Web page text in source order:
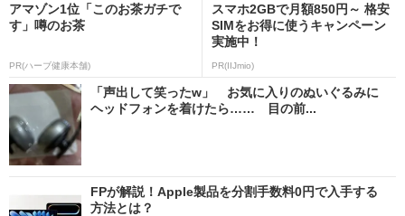
アマゾン1位「このお茶ガチで
す」噂のお茶
PR(ハーブ健康本舗)
スマホ2GBで月額850円～ 格安
SIMをお得に使うキャンペーン
実施中！
PR(IIJmio)
「声出して笑ったw」 お気に入りのぬいぐるみに
ヘッドフォンを着けたら…… 目の前...
FPが解説！Apple製品を分割手数料0円で入手する
方法とは？